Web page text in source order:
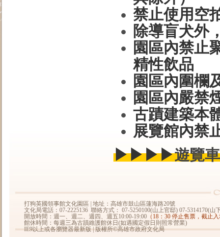
禁止使用空
除導盲犬外
園區內禁止
精性飲品
園區內圍欄
園區內嚴禁
古蹟建築本
展覽館內禁
▶▶▶▶遊覽
打狗英國領事館文化園區 | 地址：高雄市鼓山區蓮海路20號
文化局電話：07-2225136 聯絡方式： 07-5250100(山上官邸) 07-5314170(山
開放時間：週一、週二、週四、週五10:00-19:00 （18：30 停止售票，截止
館休時間：每週三為古蹟維護館休日(如遇國定假日則照常營業)
IE9以上或各瀏覽器最新版 | 版權所©高雄市政府文化局